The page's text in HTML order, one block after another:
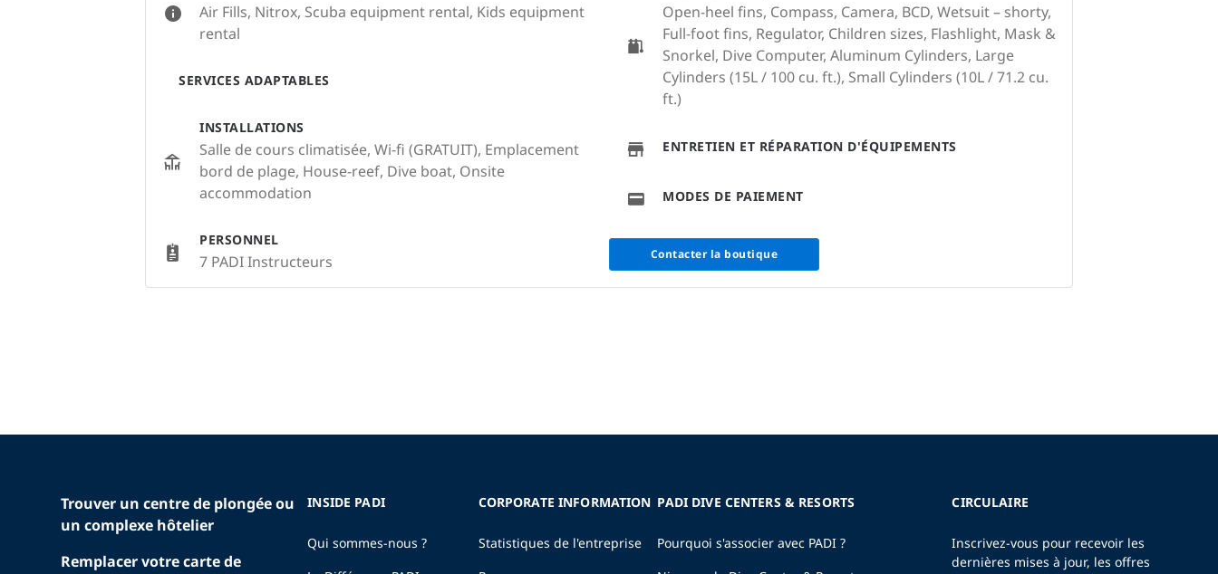
Air Fills, Nitrox, Scuba equipment rental, Kids equipment
rental
SERVICES ADAPTABLES
INSTALLATIONS
Salle de cours climatisée, Wi-fi (GRATUIT), Emplacement
bord de plage, House-reef, Dive boat, Onsite
accommodation
PERSONNEL
7 PADI Instructeurs
Open-heel fins, Compass, Camera, BCD, Wetsuit – shorty,
Full-foot fins, Regulator, Children sizes, Flashlight, Mask &
Snorkel, Dive Computer, Aluminum Cylinders, Large
Cylinders (15L / 100 cu. ft.), Small Cylinders (10L / 71.2 cu.
ft.)
ENTRETIEN ET RÉPARATION D'ÉQUIPEMENTS
MODES DE PAIEMENT
Contacter la boutique
Trouver un centre de plongée ou
un complexe hôtelier
Remplacer votre carte de
INSIDE PADI
Qui sommes-nous ?
CORPORATE INFORMATION
Statistiques de l'entreprise
PADI DIVE CENTERS & RESORTS
Pourquoi s'associer avec PADI ?
CIRCULAIRE
Inscrivez-vous pour recevoir les
dernières mises à jour, les offres